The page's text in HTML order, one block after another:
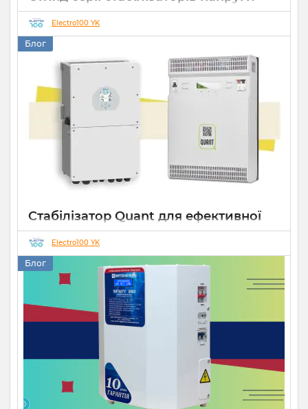
Елекс АНТС: більше ніж просто
захист
22 07 2026
Electro100 YK
Блог
Стабілізатор Quant для ефективної
роботи СЕС
Electro100 YK
Блог